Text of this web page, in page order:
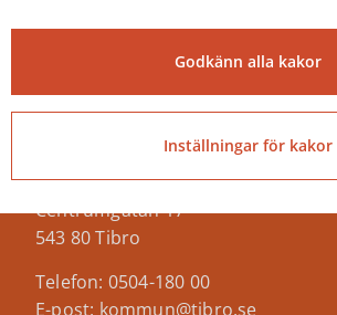
Senast ändrad:
Tibro kommun
Centrumgatan 17
543 80 Tibro
Telefon: 0504-180 00
E-post: kommun@tibro.se
Godkänn alla kakor
Inställningar för kakor